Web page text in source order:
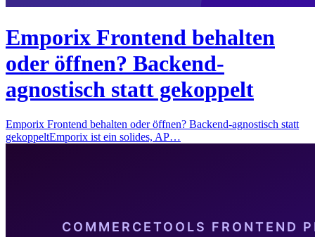
Emporix Frontend behalten
oder öffnen? Backend-
agnostisch statt gekoppelt
Emporix Frontend behalten oder öffnen? Backend-agnostisch statt
gekoppeltEmporix ist ein solides, AP…